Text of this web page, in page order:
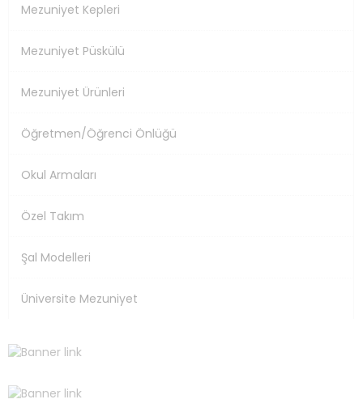
Mezuniyet Kepleri
Mezuniyet Püskülü
Mezuniyet Ürünleri
Öğretmen/Öğrenci Önlüğü
Okul Armaları
Özel Takım
Şal Modelleri
Üniversite Mezuniyet